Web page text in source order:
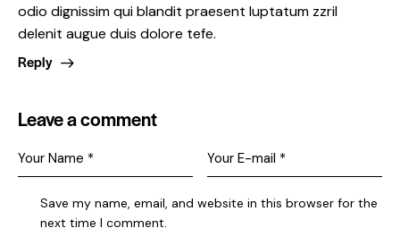
odio dignissim qui blandit praesent luptatum zzril
delenit augue duis dolore tefe.
Reply
Leave a comment
Save my name, email, and website in this browser for the
next time I comment.